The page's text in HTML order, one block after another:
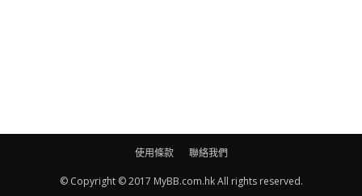
菌侵襲。有病童於內地求醫，當地醫院把等候診症病人集中於一
足，病人更易感染。
使用條款 聯絡我們
© Copyright © 2017 MyBB.com.hk All rights reserved.